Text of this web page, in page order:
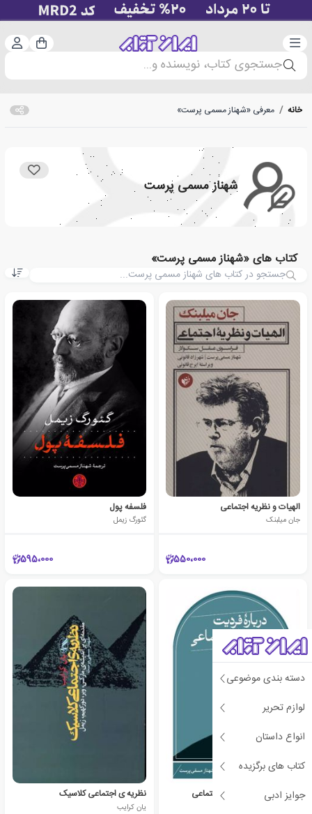
دسته‌بندی سبد
جستجوی کتاب، نویسنده و...
دسته بندی موضوعی
لوازم تحریر
انواع داستان
کتاب های برگزیده
جوایز ادبی
خانه / معرفی «شهناز مسمی پرست»
شهناز مسمی پرست
کتاب های «شهناز مسمی پرست»
الهیات و نظریه اجتماعی
جان میلبنک
550،000
فلسفه پول
گئورگ زیمل
595،000
درباره فردیت و فرم های اجتماعی نظریه ی اجتماعی کلاسیک
یان کرایب